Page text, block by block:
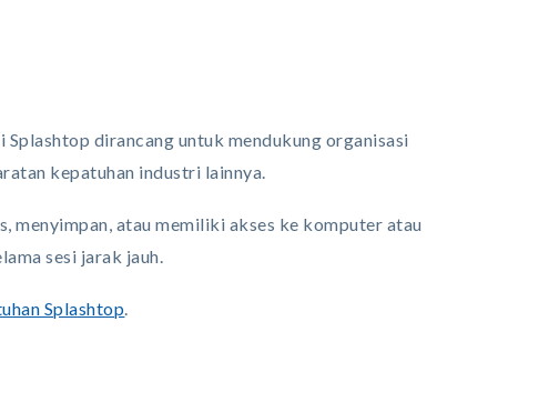
Splashtop dirancang untuk mendukung organisasi
kepatuhan industri lainnya.
menyimpan, atau memiliki akses ke komputer atau
sesi jarak jauh.
Splashtop.